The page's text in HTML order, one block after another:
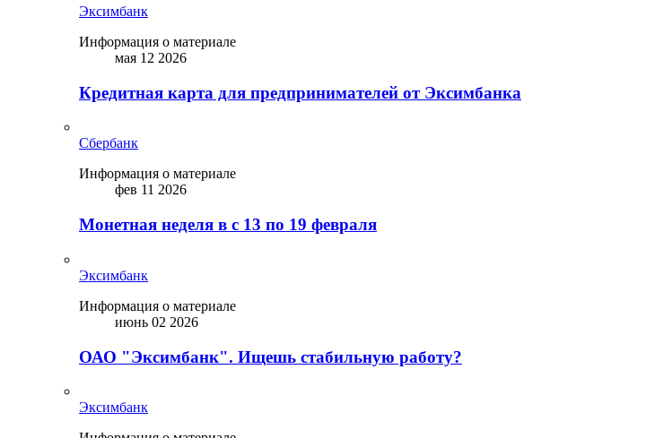
Эксимбанк
Информация о материале
мая 12 2026
Кредитная карта для предпринимателей от Эксимбанка
Сбербанк
Информация о материале
фев 11 2026
Монетная неделя в с 13 по 19 февраля
Эксимбанк
Информация о материале
июнь 02 2026
ОАО "Эксимбанк". Ищешь стабильную работу?
Эксимбанк